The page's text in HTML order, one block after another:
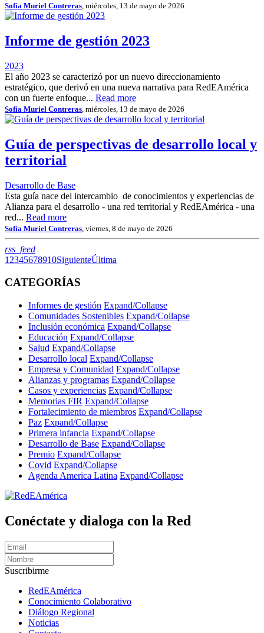
Sofía Muriel Contreras , miércoles, 13 de mayo de 2026
Informe de gestión 2023
2023
El año 2023 se caracterizó por un nuevo direccionamiento
estratégico, que derivó en una nueva narrativa para RedEAmérica
con un fuerte enfoque... Read more
Sofía Muriel Contreras , miércoles, 13 de mayo de 2026
Guía de perspectivas de desarrollo local y
territorial
Desarrollo de Base
Esta guía nace del intercambio de conocimientos y experiencias de
Alianza para el desarrollo - una red territorial y RedEAmérica - una
red... Read more
Sofía Muriel Contreras , viernes, 8 de mayo de 2026
rss_feedRSS
1 2345678910SiguienteÚltima
CATEGORÍAS
Informes de gestión Expand/Collapse
Comunidades Sostenibles Expand/Collapse
Inclusión económica Expand/Collapse
Educación Expand/Collapse
Salud Expand/Collapse
Desarrollo local Expand/Collapse
Empresa y Comunidad Expand/Collapse
Alianzas y programas Expand/Collapse
Casos y experiencias Expand/Collapse
Memorias FIR Expand/Collapse
Fortalecimiento de miembros Expand/Collapse
Paz Expand/Collapse
Primera infancia Expand/Collapse
Desarrollo de Base Expand/Collapse
Premio Expand/Collapse
Covid Expand/Collapse
Agenda America Latina Expand/Collapse
Conéctate y dialoga con la Red
Suscribirme
RedEAmérica
Conocimiento Colaborativo
Diálogo Regional
Noticias